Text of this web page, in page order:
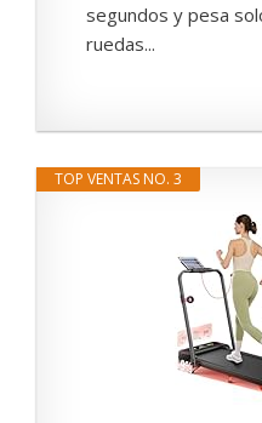
segundos y pesa
ruedas...
TOP VENTAS NO. 3